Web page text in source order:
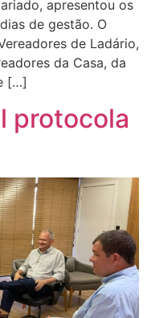
apresentou os
de gestão. O
de Ladário,
da Casa, da
[…]
protocola